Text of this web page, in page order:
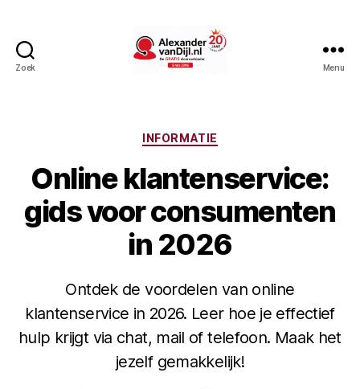
Zoek Menu
Categorieën
INFORMATIE
Online klantenservice:
gids voor consumenten
in 2026
Ontdek de voordelen van online
klantenservice in 2026. Leer hoe je effectief
hulp krijgt via chat, mail of telefoon. Maak het
jezelf gemakkelijk!